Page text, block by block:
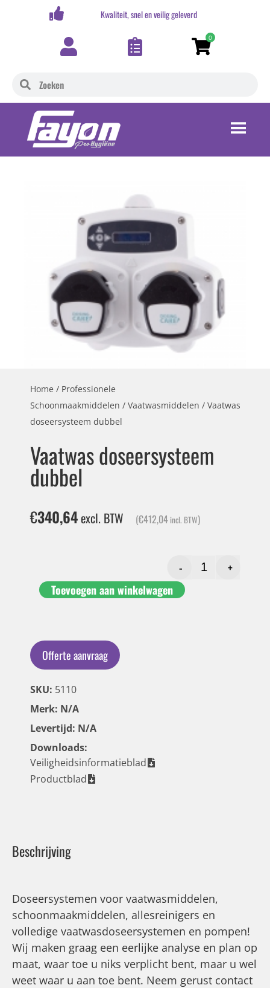
Kwaliteit, snel en veilig geleverd
0
Home / Professionele
Schoonmaakmiddelen / Vaatwasmiddelen / Vaatwas
doseersysteem dubbel
Vaatwas doseersysteem
dubbel
€340,64excl. BTW (€412,04 incl. BTW)
-
+
Toevoegen aan winkelwagen
Offerte aanvraag
SKU: 5110
Merk: N/A
Levertijd: N/A
Downloads:
Veiligheidsinformatieblad
Productblad
Beschrijving
Doseersystemen voor vaatwasmiddelen,
schoonmaakmiddelen, allesreinigers en
volledige vaatwasdoseersystemen en pompen!
Wij maken graag een eerlijke analyse en plan op
maat, waar toe u niks verplicht bent, maar u wel
weet waar u aan toe bent. Neem gerust contact